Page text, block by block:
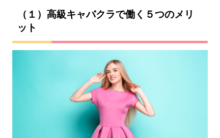
（１）高級キャバクラで働く５つのメリ
ット